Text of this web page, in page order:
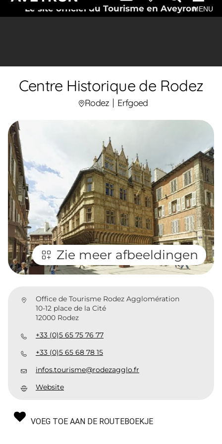
Le site officiel du Tourisme en AveyronMENU
Centre Historique de Rodez
Rodez Erfgoed
Zie meer afbeeldingen
Office de Tourisme Rodez Agglomération
10-12 place de la Cité
12000 Rodez
+33 (0)5 65 75 76 77
+33 (0)5 65 68 78 15
infos.tourisme@rodezagglo.fr
Website
VOEG TOE AAN DE ROUTEBOEKJE